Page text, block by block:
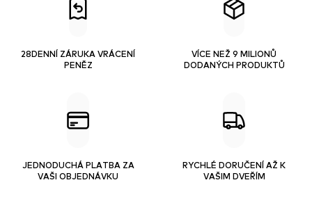
28DENNÍ ZÁRUKA VRÁCENÍ
PENĚZ
VÍCE NEŽ 9 MILIONŮ
DODANÝCH PRODUKTŮ
JEDNODUCHÁ PLATBA ZA
VAŠI OBJEDNÁVKU
RYCHLÉ DORUČENÍ AŽ K
VAŠIM DVEŘÍM